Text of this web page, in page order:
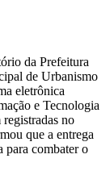
da Prefeitura
de Urbanismo
eletrônica
e Tecnologia
no
que a entrega
para combater o